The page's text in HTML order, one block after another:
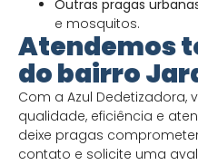
Outras pragas
e mosquitos.
Atendemos
do bairro
Com a Azul Dedetizadora,
qualidade, eficiência e
deixe pragas
contato e solicite uma